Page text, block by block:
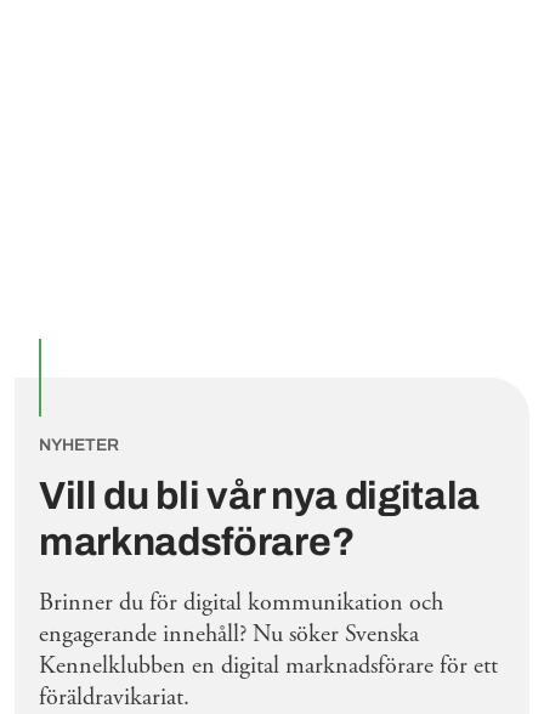
Vill du bli vår nya digitala
marknadsförare?
NYHETER
Brinner du för digital kommunikation och
engagerande innehåll? Nu söker Svenska
Kennelklubben en digital marknadsförare för ett
föräldravikariat.